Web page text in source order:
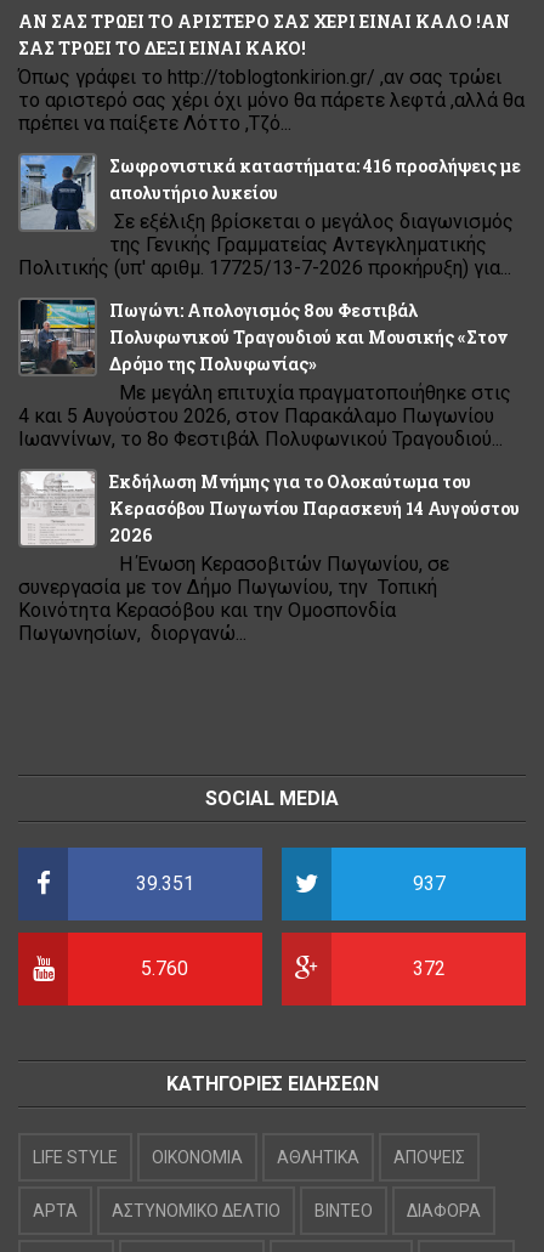
ΑΝ ΣΑΣ ΤΡΩΕΙ ΤΟ ΑΡΙΣΤΕΡΟ ΣΑΣ ΧΕΡΙ ΕΙΝΑΙ ΚΑΛΟ !ΑΝ
ΣΑΣ ΤΡΩΕΙ ΤΟ ΔΕΞΙ ΕΙΝΑΙ ΚΑΚΟ!
Όπως γράφει το http://toblogtonkirion.gr/ ,αν σας τρώει
το αριστερό σας χέρι όχι μόνο θα πάρετε λεφτά ,αλλά θα
πρέπει να παίξετε Λόττο ,Τζό...
Σωφρονιστικά καταστήματα: 416 προσλήψεις με
απολυτήριο λυκείου
Σε εξέλιξη βρίσκεται ο μεγάλος διαγωνισμός
της Γενικής Γραμματείας Αντεγκληματικής
Πολιτικής (υπ' αριθμ. 17725/13-7-2026 προκήρυξη) για...
Πωγώνι: Απολογισμός 8ου Φεστιβάλ
Πολυφωνικού Τραγουδιού και Μουσικής «Στον
Δρόμο της Πολυφωνίας»
Με μεγάλη επιτυχία πραγματοποιήθηκε στις
4 και 5 Αυγούστου 2026, στον Παρακάλαμο Πωγωνίου
Ιωαννίνων, το 8ο Φεστιβάλ Πολυφωνικού Τραγουδιού...
Εκδήλωση Μνήμης για το Ολοκαύτωμα του
Κερασόβου Πωγωνίου Παρασκευή 14 Αυγούστου
2026
Η Ένωση Κερασοβιτών Πωγωνίου, σε
συνεργασία με τον Δήμο Πωγωνίου, την Τοπική
Κοινότητα Κερασόβου και την Ομοσπονδία
Πωγωνησίων, διοργανώ...
SOCIAL MEDIA
39.351 937
5.760 372
ΚΑΤΗΓΟΡΙΕΣ ΕΙΔΗΣΕΩΝ
LIFE STYLE OIKONOMIA ΑΘΛΗΤΙΚΑ ΑΠΟΨΕΙΣ
ΑΡΤΑ ΑΣΤΥΝΟΜΙΚΟ ΔΕΛΤΙΟ ΒΙΝΤΕΟ ΔΙΑΦΟΡΑ